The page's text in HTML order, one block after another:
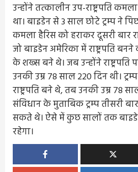
उन्होंने तत्कालीन उप-राष्ट्रपति
था। बाइडेन से 3 साल छोटे ट्रम्प ने
कमला हैरिस को हराकर दूसरी बार
जो बाइडेन अमेरिका में राष्ट्रपति
के शख्स बने थे। जब उन्होंने
उनकी उम्र 78 साल 220 दिन थी।
राष्ट्रपति बने थे, तब उनकी उम्र 78
संविधान के मुताबिक ट्रम्प तीसरी बार
सकते थे। ऐसे में कुछ सालों तक
रहेगा।